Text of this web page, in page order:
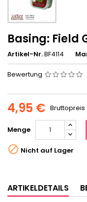
Basing: Field
Artikel-Nr.BF4114
Bewertung
4,95 € Bruttopreis
Menge
 Nicht auf Lager
ARTIKELDETAILS